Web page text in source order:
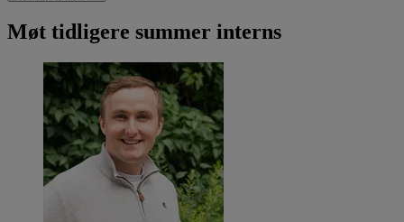
Møt tidligere summer interns